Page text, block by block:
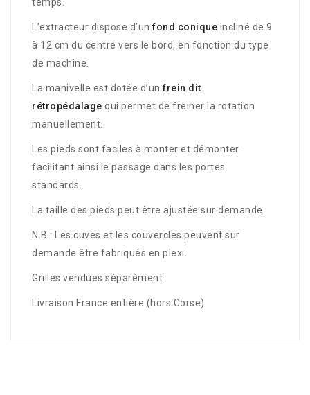
L’extracteur dispose d’unfond conique incliné de 9
à 12 cm du centre vers le bord, en fonction du type
de machine.
La manivelle est dotée d’unfrein dit
rétropédalage qui permet de freiner la rotation
manuellement.
Les pieds sont faciles à monter et démonter
facilitant ainsi le passage dans les portes
standards.
La taille des pieds peut être ajustée sur demande.
N.B : Les cuves et les couvercles peuvent sur
demande être fabriqués en plexi.
Grilles vendues séparément
Livraison France entière (hors Corse)